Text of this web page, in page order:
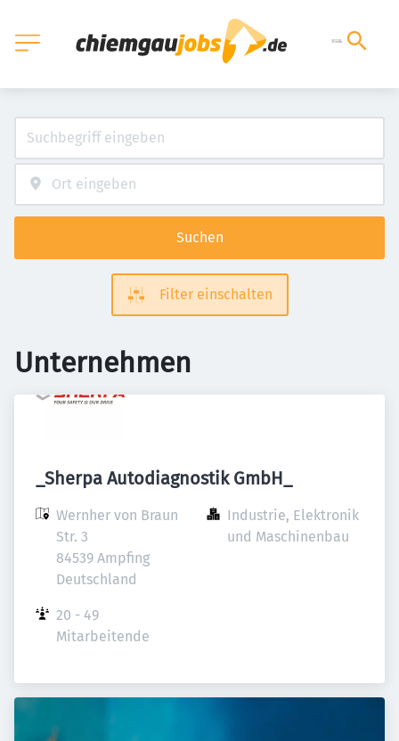
Suchen
Filter einschalten
Unternehmen
_Sherpa Autodiagnostik GmbH_
Wernher von Braun
Str. 3
84539 Ampfing
Deutschland
Industrie, Elektronik
und Maschinenbau
20 - 49
Mitarbeitende